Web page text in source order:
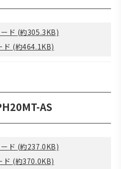
ド (約305.3KB)
ド (約464.1KB)
AS
ド (約237.0KB)
ド (約370.0KB)